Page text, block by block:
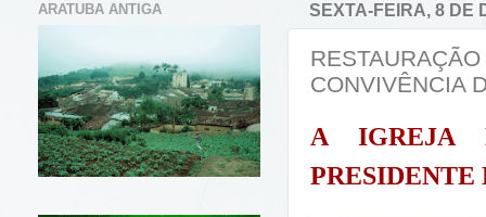
SEXTA-FEIRA, 8 DE
CONVIVÊNCIA
A IGREJA
ARATUBA ANTIGA